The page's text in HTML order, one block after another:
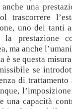
una
trascorrere
uno dei tanti
prestazione
ma anche
è se questa
se
di trattamento
una capacità